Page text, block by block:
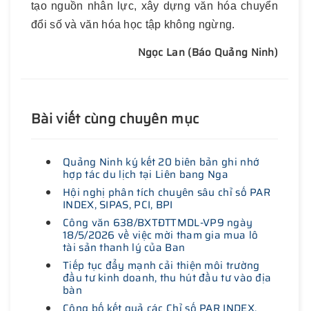
tạo nguồn nhân lực, xây dựng văn hóa chuyển
đổi số và văn hóa học tập không ngừng.
Ngọc Lan (Báo Quảng Ninh)
Bài viết cùng chuyên mục
Quảng Ninh ký kết 20 biên bản ghi nhớ
hợp tác du lịch tại Liên bang Nga
Hội nghị phân tích chuyên sâu chỉ số PAR
INDEX, SIPAS, PCI, BPI
Công văn 638/BXTĐTTMDL-VP9 ngày
18/5/2026 về việc mời tham gia mua lô
tài sản thanh lý của Ban
Tiếp tục đẩy mạnh cải thiện môi trường
đầu tư kinh doanh, thu hút đầu tư vào địa
bàn